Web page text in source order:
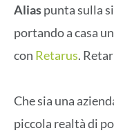
Aliaspunta sulla
portando a casa
con Retarus.
Che sia una
piccola realtà di